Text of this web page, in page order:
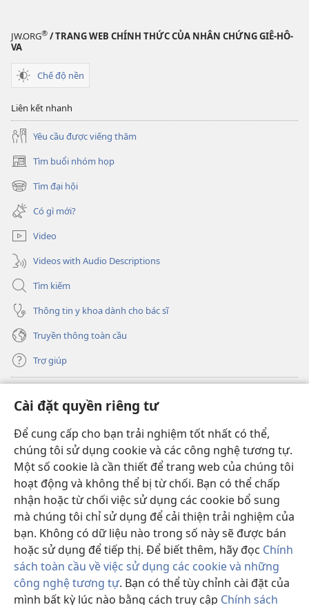
Cài đặt quyền riêng tư
Để cung cấp cho bạn trải nghiệm tốt nhất có thể,
chúng tôi sử dụng cookie và các công nghệ tương tự.
Một số cookie là cần thiết để trang web của chúng tôi
hoạt động và không thể bị từ chối. Bạn có thể chấp
nhận hoặc từ chối việc sử dụng các cookie bổ sung
mà chúng tôi chỉ sử dụng để cải thiện trải nghiệm của
bạn. Không có dữ liệu nào trong số này sẽ được bán
hoặc sử dụng để tiếp thị. Để biết thêm, hãy đọc Chính
sách toàn cầu về việc sử dụng các cookie và những
công nghệ tương tự. Bạn có thể tùy chỉnh cài đặt của
mình bất kỳ lúc nào bằng cách truy cập Chính sách
JW.ORG® / TRANG WEB CHÍNH THỨC CỦA NHÂN CHỨNG GIÊ-HÔ-
VA
Chế độ nền
Liên kết nhanh
Yêu cầu được viếng thăm
Tìm buổi nhóm họp
(mở
cửa
sổ
mới)
Tìm đại hội
(mở
cửa
sổ
mới)
Có gì mới?
Video
Videos with Audio Descriptions
Tìm kiếm
Thông tin y khoa dành cho bác sĩ
Truyền thông toàn cầu
Trợ giúp
(mở
cửa
sổ
mới)
THƯ VIỆN TRỰC TUYẾN Tháp Canh
(mở
cửa
sổ
mới)
JW Hub ®
(mở
cửa
sổ
mới)
JW Library
Thư viện Tháp Canh
Copyright© 2026 Watch Tower Bible and Tract Society of Pennsylvania.